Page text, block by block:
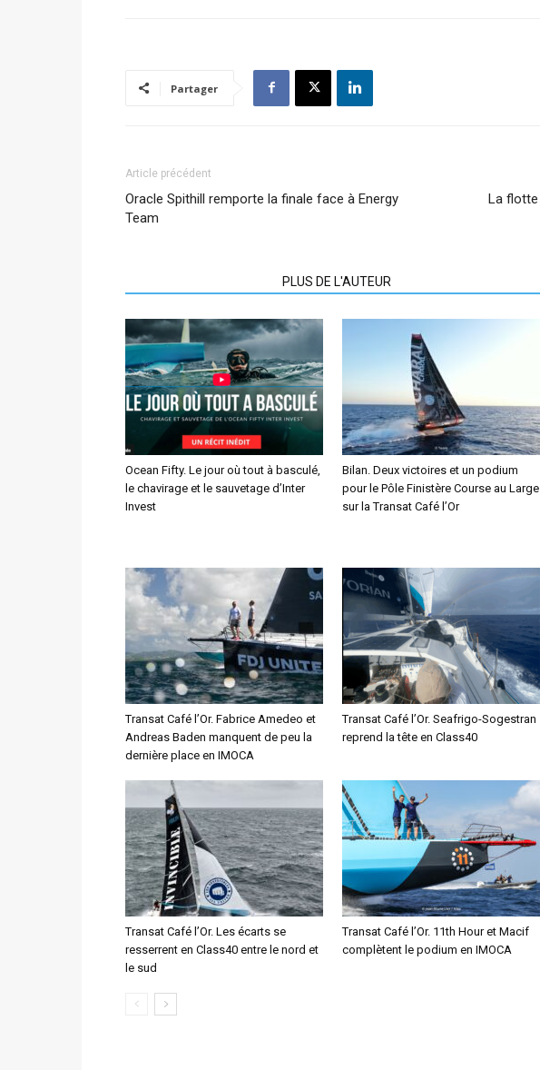
Partager
Article précédent
Oracle Spithill remporte la finale face à Energy
Team
La flotte
PLUS DE L'AUTEUR
Ocean Fifty. Le jour où tout à basculé,
le chavirage et le sauvetage d’Inter
Invest
Bilan. Deux victoires et un podium
pour le Pôle Finistère Course au Large
sur la Transat Café l’Or
Transat Café l’Or. Fabrice Amedeo et
Andreas Baden manquent de peu la
dernière place en IMOCA
Transat Café l’Or. Seafrigo-Sogestran
reprend la tête en Class40
Transat Café l’Or. Les écarts se
resserrent en Class40 entre le nord et
le sud
Transat Café l’Or. 11th Hour et Macif
complètent le podium en IMOCA